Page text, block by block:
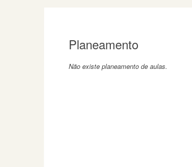
Planeamento
Não existe planeamento de aulas.